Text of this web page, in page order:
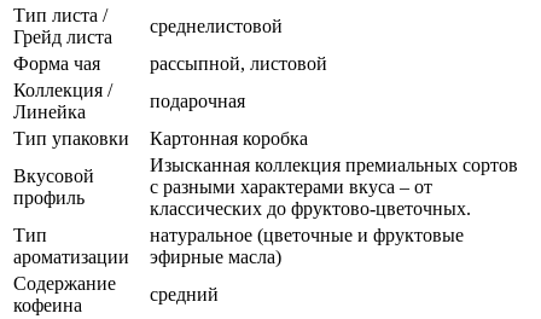
Тип листа /
Грейд листа
среднелистовой
Форма чая
рассыпной, листовой
Коллекция /
Линейка
подарочная
Тип упаковки
Картонная коробка
Вкусовой
профиль
Изысканная коллекция премиальных сортов
с разными характерами вкуса – от
классических до фруктово-цветочных.
Тип
ароматизации
натуральное (цветочные и фруктовые
эфирные масла)
Содержание
кофеина
средний